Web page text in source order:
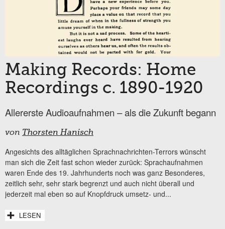
Making Records: Home
Recordings c. 1890-1920
Allererste Audioaufnahmen – als die Zukunft begann
von Thorsten Hanisch
Angesichts des alltäglichen Sprachnachrichten-Terrors wünscht
man sich die Zeit fast schon wieder zurück: Sprachaufnahmen
waren Ende des 19. Jahrhunderts noch was ganz Besonderes,
zeitlich sehr, sehr stark begrenzt und auch nicht überall und
jederzeit mal eben so auf Knopfdruck umsetz- und...
LESEN